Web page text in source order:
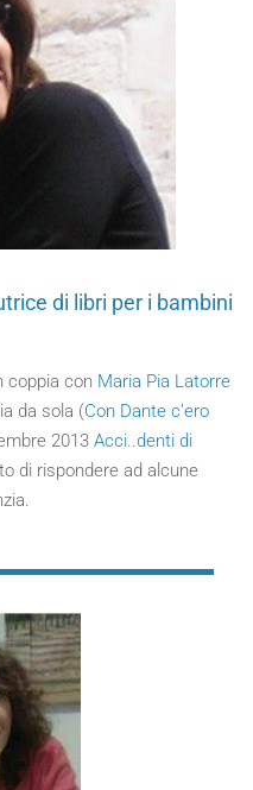
di libri per i bambini
coppia con Maria Pia Latorre
da sola (Con Dante c’ero
2013 Acci..denti di
di rispondere ad alcune